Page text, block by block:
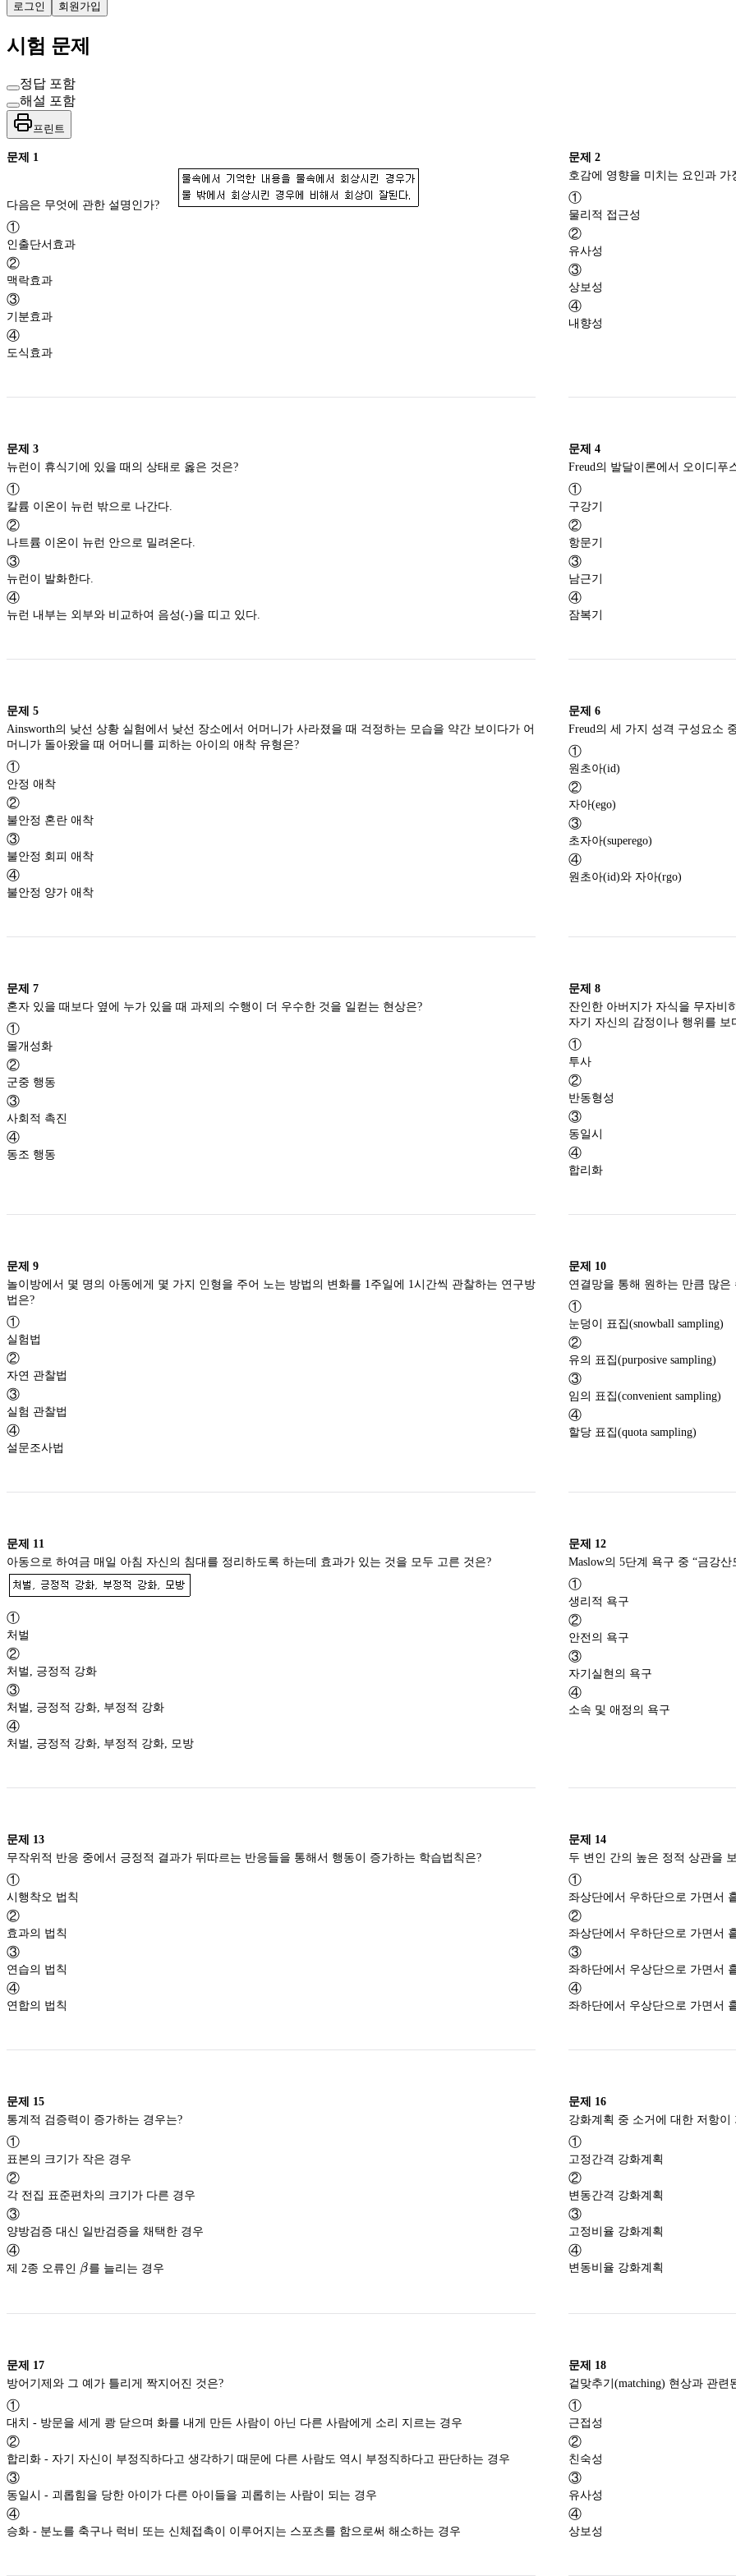
로그인 회원가입
시험 문제
정답 포함
해설 포함
프린트
문제 1
①
인출단서효과
②
맥락효과
③
기분효과
④
도식효과
문제 2
①
물리적 접근성
②
유사성
③
상보성
④
내향성
문제 3
①
칼륨 이온이 뉴런 밖으로 나간다.
②
나트륨 이온이 뉴런 안으로 밀려온다.
③
뉴런이 발화한다.
④
뉴런 내부는 외부와 비교하여 음성(-)을 띠고 있다.
문제 4
①
구강기
②
항문기
③
남근기
④
잠복기
문제 5
Ainsworth의 낮선 상황 실험에서 낮선 장소에서 어머니가 사라졌을 때 걱정하는 모습을 약간 보이다가 어
①
안정 애착
②
불안정 혼란 애착
③
불안정 회피 애착
④
불안정 양가 애착
문제 6
①
원초아(id)
②
자아(ego)
③
초자아(superego)
④
원초아(id)와 자아(rgo)
문제 7
①
몰개성화
②
군중 행동
③
사회적 촉진
④
동조 행동
문제 8
잔인한 아버지가 자식을 무자비
①
투사
②
반동형성
③
동일시
④
합리화
문제 9
놀이방에서 몇 명의 아동에게 몇 가지 인형을 주어 노는 방법의 변화를 1주일에 1시간씩 관찰하는 연구방
①
실험법
②
자연 관찰법
③
실험 관찰법
④
설문조사법
문제 10
①
눈덩이 표집(snowball sampling)
②
유의 표집(purposive sampling)
③
임의 표집(convenient sampling)
④
할당 표집(quota sampling)
문제 11
①
처벌
②
처벌, 긍정적 강화
③
처벌, 긍정적 강화, 부정적 강화
④
처벌, 긍정적 강화, 부정적 강화, 모방
문제 12
①
생리적 욕구
②
안전의 욕구
③
자기실현의 욕구
④
소속 및 애정의 욕구
문제 13
①
시행착오 법칙
②
효과의 법칙
③
연습의 법칙
④
연합의 법칙
문제 14
①
좌상단에서 우하단으로 가면서
②
좌상단에서 우하단으로 가면서
③
좌하단에서 우상단으로 가면서
④
좌하단에서 우상단으로 가면서
문제 15
①
표본의 크기가 작은 경우
②
각 전집 표준편차의 크기가 다른 경우
③
양방검증 대신 일반검증을 채택한 경우
④
제 2종 오류인 β
β를 늘리는 경우
문제 16
①
고정간격 강화계획
②
변동간격 강화계획
③
고정비율 강화계획
④
변동비율 강화계획
문제 17
①
대치 - 방문을 세게 쾅 닫으며 화를 내게 만든 사람이 아닌 다른 사람에게 소리 지르는 경우
②
합리화 - 자기 자신이 부정직하다고 생각하기 때문에 다른 사람도 역시 부정직하다고 판단하는 경우
③
동일시 - 괴롭힘을 당한 아이가 다른 아이들을 괴롭히는 사람이 되는 경우
④
승화 - 분노를 축구나 럭비 또는 신체접촉이 이루어지는 스포츠를 함으로써 해소하는 경우
문제 18
①
근접성
②
친숙성
③
유사성
④
상보성